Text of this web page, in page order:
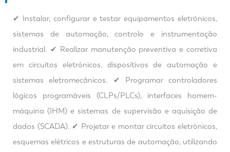
✔ Instalar, configurar e testar equipamentos eletrónicos,
sistemas de automação, controlo e instrumentação
industrial. ✔ Realizar manutenção preventiva e corretiva
em circuitos eletrónicos, dispositivos de automação e
sistemas eletromecânicos. ✔ Programar controladores
lógicos programáveis (CLPs/PLCs), interfaces homem-
máquina (IHM) e sistemas de supervisão e aquisição de
dados (SCADA). ✔ Projetar e montar circuitos eletrónicos,
esquemas elétricos e estruturas de automação, utilizando